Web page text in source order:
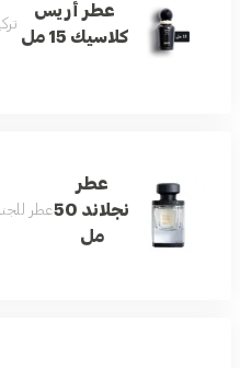
عطر أريس
كلاسيك 15 مل
عطر
نجلاند 50
مل
عطر